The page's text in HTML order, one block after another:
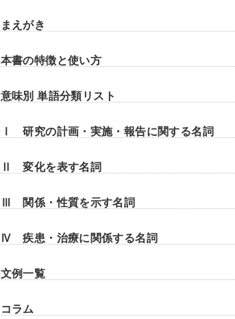
まえがき
本書の特徴と使い方
意味別 単語分類リスト
Ⅰ 研究の計画・実施・報告に関する名詞
Ⅱ 変化を表す名詞
Ⅲ 関係・性質を示す名詞
Ⅳ 疾患・治療に関係する名詞
文例一覧
コラム